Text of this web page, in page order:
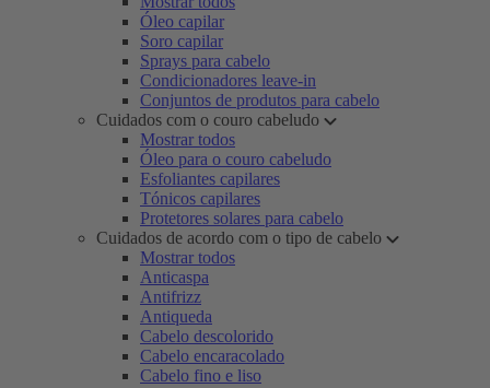
Óleo capilar
Soro capilar
Sprays para cabelo
Condicionadores leave-in
Conjuntos de produtos para cabelo
Cuidados com o couro cabeludo
Mostrar todos
Óleo para o couro cabeludo
Esfoliantes capilares
Tónicos capilares
Protetores solares para cabelo
Cuidados de acordo com o tipo de cabelo
Mostrar todos
Anticaspa
Antifrizz
Antiqueda
Cabelo descolorido
Cabelo encaracolado
Cabelo fino e liso